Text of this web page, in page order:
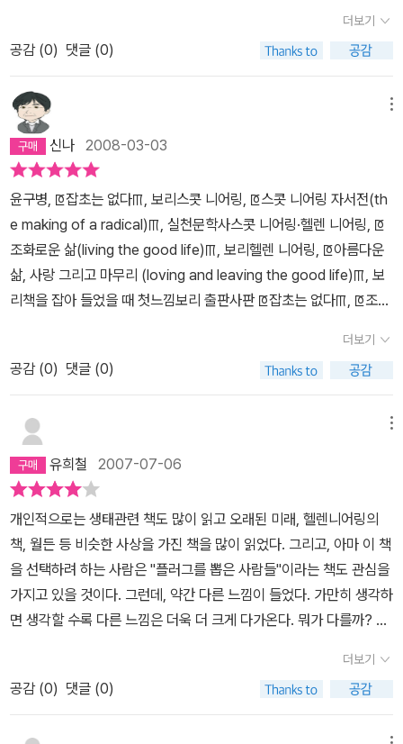
다.대기업에서 한 시간 강의하면 백 배이상의 수익을 얻을 수 있다. 얼
마나 사람이 감사히 살 수 있는 지 삶을 어떻게 살아야 하는 지 반성하
게 하는 글이다... 삶은 늘 새로운 것이다.낯익은 것,편안한 것,익숙한
것이 생겨난다는 것은 머문다는 것,움직이지 않는다는 것,느슨해진다
는 것,타성에 젖는다는 것이고 그것은 죽음에 길든다는 것이다.어린
애의 눈은 늘 호기심에 차 있다. 살아 있다. 이 눈을 가져야 시인이 될
수 있다.참 농사꾼도 마찬가지다. 진짜 중도 마찬가지고... 행간에서
큰 의미를 공부한다...
더보기
공감 (0) 댓글 (0)
신나 2008-03-03
윤구병, ꡔ잡초는 없다ꡕ, 보리스콧 니어링, ꡔ스콧 니어링 자서전(th
e making of a radical)ꡕ, 실천문학사스콧 니어링·헬렌 니어링, ꡔ
조화로운 삶(living the good life)ꡕ, 보리헬렌 니어링, ꡔ아름다운
삶, 사랑 그리고 마무리 (loving and leaving the good life)ꡕ, 보
리책을 잡아 들었을 때 첫느낌보리 출판사판 ꡔ잡초는 없다ꡕ, ꡔ조화
에 들었지요. 화려한 색깔도 없이 누런 종이 색 그대로였습니다. 속을
펼쳐보니 또한 기대에 어긋나지 않더군요. 재생지에 본문이 인쇄되어
있었습니다. 책을 읽어 보기도 전에 이미 느낌이 좋았어요. 누렁 송아
지 빛 마냥 친근한 색감도 그렇지만 펼쳤을 때 펴지는 퀴퀴한 냄새는
장을 싫어하는 친구들에겐 반감만 사겠군요.단, 실천문학사판 ꡔ스콧
니어링 자서전ꡕ은 반가움을 느낄 수 없었습니다. 고교시절 지긋지긋
했던 수학정석을 다시 펼치는 느낌이랄까요. 딱딱하고 두꺼운 종이로
표지를 만들었고 게다가 또 하나의 표지를 덧씌웠습니다. 책장을 넘
기다 보면 늘 흘러 떨어지기 일쑤라 귀찮기 짝이 없는 장식용 표지를
하나 더 붙인 책에 왠지 ‘사회·정치적 급진혁명을 꿈꾸는 자’라는 제목
은 어울리지 않은 듯 했습니다. 값도 다른 책에 비해 2배나 비싸니 불
만도 2배가 되었답니다, 물론 내용이 좋아서 다 용서하였지만요.학교
가 공장 같다네요현재 우리 학교 제도도 공장과 비슷하다. 저마다 다
더보기
공감 (0) 댓글 (0)
유희철 2007-07-06
개인적으로는 생태관련 책도 많이 읽고 오래된 미래, 헬렌니어링의
책, 월든 등 비슷한 사상을 가진 책을 많이 읽었다. 그리고, 아마 이 책
을 선택하려 하는 사람은 "플러그를 뽑은 사람들"이라는 책도 관심을
가지고 있을 것이다. 그런데, 약간 다른 느낌이 들었다. 가만히 생각하
면 생각할 수록 다른 느낌은 더욱 더 크게 다가온다. 뭐가 다를까? 다
엇이 그것을 실패로 이끌었을까? 아직 실패하지 않았다고? 그럼 지
금까지의 실패의 원인은 무었일까? 답은 행복을 지금 구하지 않았다
는 것이 아닐 런지. 미래의 행복을 위해, 새로운 세대의 건강한 삶을
더보기
공감 (0) 댓글 (0)